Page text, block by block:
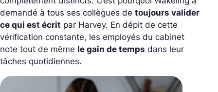
demandé à tous ses collègues de toujours valider
ce qui est écrit par Harvey. En dépit de cette
vérification constante, les employés du cabinet
note tout de même le gain de temps dans leur
tâches quotidiennes.